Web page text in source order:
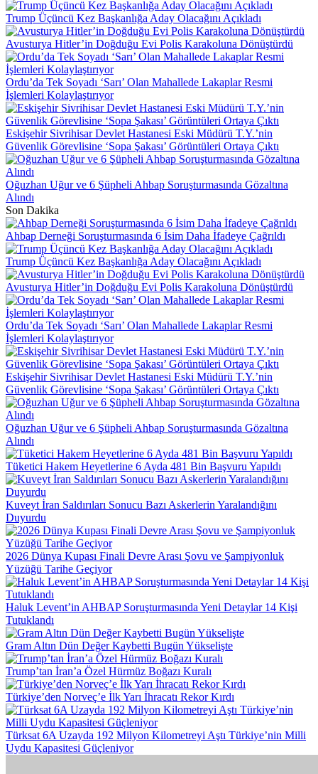
Trump Üçüncü Kez Başkanlığa Aday Olacağını Açıkladı
Avusturya Hitler’in Doğduğu Evi Polis Karakoluna Dönüştürdü
Ordu’da Tek Soyadı ‘Sarı’ Olan Mahallede Lakaplar Resmi
İşlemleri Kolaylaştırıyor
Eskişehir Sivrihisar Devlet Hastanesi Eski Müdürü T.Y.’nin
Güvenlik Görevlisine ‘Sopa Şakası’ Görüntüleri Ortaya Çıktı
Oğuzhan Uğur ve 6 Şüpheli Ahbap Soruşturmasında Gözaltına
Alındı
Son Dakika
Ahbap Derneği Soruşturmasında 6 İsim Daha İfadeye Çağrıldı
Trump Üçüncü Kez Başkanlığa Aday Olacağını Açıkladı
Avusturya Hitler’in Doğduğu Evi Polis Karakoluna Dönüştürdü
Ordu’da Tek Soyadı ‘Sarı’ Olan Mahallede Lakaplar Resmi
İşlemleri Kolaylaştırıyor
Eskişehir Sivrihisar Devlet Hastanesi Eski Müdürü T.Y.’nin
Güvenlik Görevlisine ‘Sopa Şakası’ Görüntüleri Ortaya Çıktı
Oğuzhan Uğur ve 6 Şüpheli Ahbap Soruşturmasında Gözaltına
Alındı
Tüketici Hakem Heyetlerine 6 Ayda 481 Bin Başvuru Yapıldı
Kuveyt İran Saldırıları Sonucu Bazı Askerlerin Yaralandığını
Duyurdu
2026 Dünya Kupası Finali Devre Arası Şovu ve Şampiyonluk
Yüzüğü Tarihe Geçiyor
Haluk Levent’in AHBAP Soruşturmasında Yeni Detaylar 14 Kişi
Tutuklandı
Gram Altın Dün Değer Kaybetti Bugün Yükselişte
Trump’tan İran’a Özel Hürmüz Boğazı Kuralı
Türkiye’den Norveç’e İlk Yarı İhracatı Rekor Kırdı
Türksat 6A Uzayda 192 Milyon Kilometreyi Aştı Türkiye’nin Milli
Uydu Kapasitesi Güçleniyor